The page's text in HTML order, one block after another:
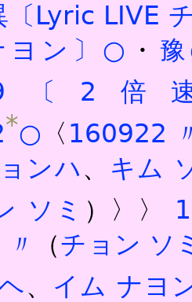
〔Lyric LIVE
ヨン〕○ ・
〔2
*○ 〈 160922
ンハ、 キム
ソミ ）〉〉
〃 （チョン ソ
、 イム ナヨ